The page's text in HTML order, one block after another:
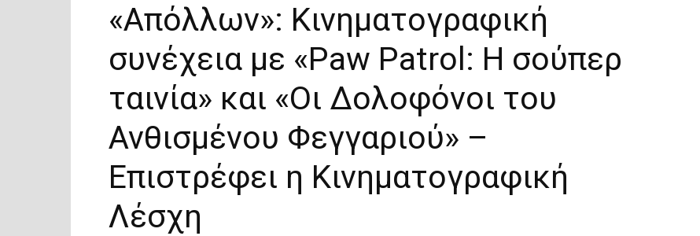
«Απόλλων»: Κινηματογραφική
συνέχεια με «Paw Patrol: Η σούπερ
ταινία» και «Οι Δολοφόνοι του
Ανθισμένου Φεγγαριού» –
Επιστρέφει η Κινηματογραφική
Λέσχη